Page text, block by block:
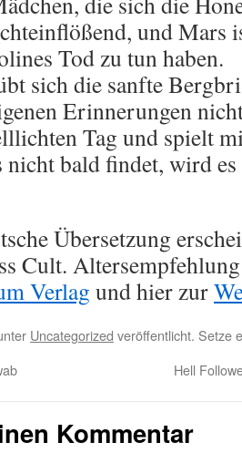
und Mars
Tod zu tun haben.
sich die sanfte
Erinnerungen
Tag und spielt
nicht bald findet, wird
Übersetzung
Cult.
Verlag und hier zur
Uncategorized veröffentlicht. Setze
Hell
Kommentar